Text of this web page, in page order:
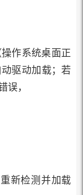
作系统桌面正
驱动加载；若
误，
新检测并加载